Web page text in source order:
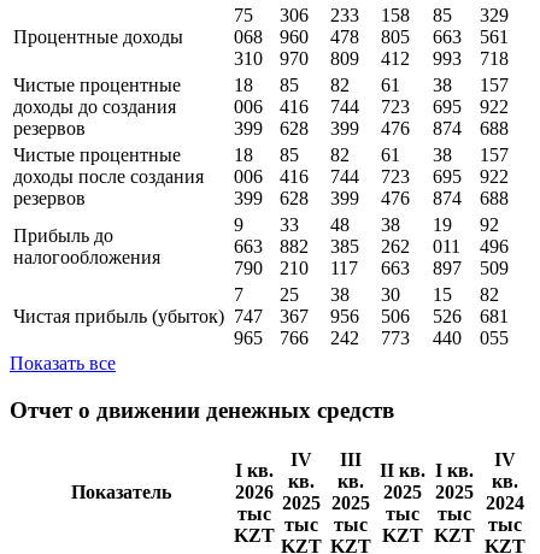
Процентные доходы
75
068
310
306
960
970
233
478
809
158
805
412
85
663
993
329
561
718
Чистые процентные
доходы до создания
резервов
18
006
399
85
416
628
82
744
399
61
723
476
38
695
874
157
922
688
Чистые процентные
доходы поcле создания
резервов
18
006
399
85
416
628
82
744
399
61
723
476
38
695
874
157
922
688
Прибыль до
налогообложения
9
663
790
33
882
210
48
385
117
38
262
663
19
011
897
92
496
509
Чистая прибыль (убыток)
7
747
965
25
367
766
38
956
242
30
506
773
15
526
440
82
681
055
Показать все
Отчет о движении денежных средств
Показатель
I кв.
2026
тыс
KZT
IV
кв.
2025
тыс
KZT
III
кв.
2025
тыс
KZT
II кв.
2025
тыс
KZT
I кв.
2025
тыс
KZT
IV
кв.
2024
тыс
KZT